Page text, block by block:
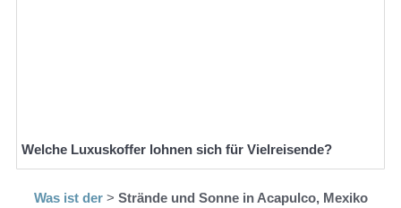
Welche Luxuskoffer lohnen sich für Vielreisende?
Was ist der> Strände und Sonne in Acapulco, Mexiko